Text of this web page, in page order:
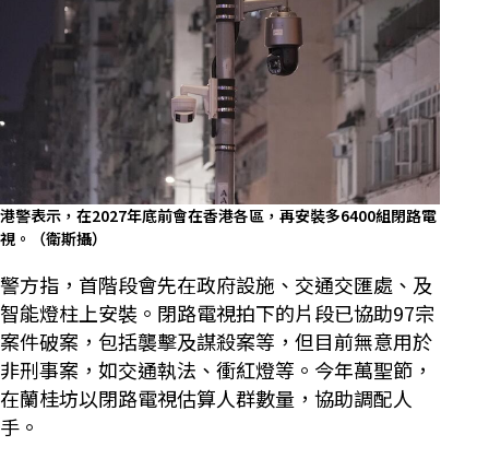
港警表示，在2027年底前會在香港各區，再安裝多6400組閉路電
視。（衛斯攝）
警方指，首階段會先在政府設施、交通交匯處、及
智能燈柱上安裝。閉路電視拍下的片段已協助97宗
案件破案，包括襲擊及謀殺案等，但目前無意用於
非刑事案，如交通執法、衝紅燈等。今年萬聖節，
在蘭桂坊以閉路電視估算人群數量，協助調配人
手。